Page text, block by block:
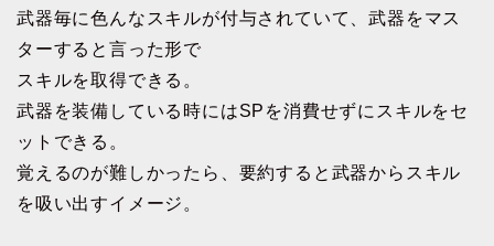
武器毎に色んなスキルが付与されていて、武器をマス
ターすると言った形で
スキルを取得できる。
武器を装備している時にはSPを消費せずにスキルをセ
ットできる。
覚えるのが難しかったら、要約すると武器からスキル
を吸い出すイメージ。